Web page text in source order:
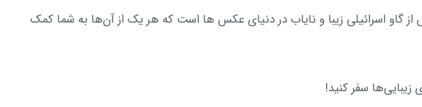
را به تماشای مجموعه‌ای از عکس‌های متنوع و زیبا دعوت می‌کنیم. این مجموعه شامل 24 عکس از گاو اسرائیلی زیبا و نایاب در دنیای عکس ها است که هر یک از آن‌ها به شما کمک
سفر کنید!